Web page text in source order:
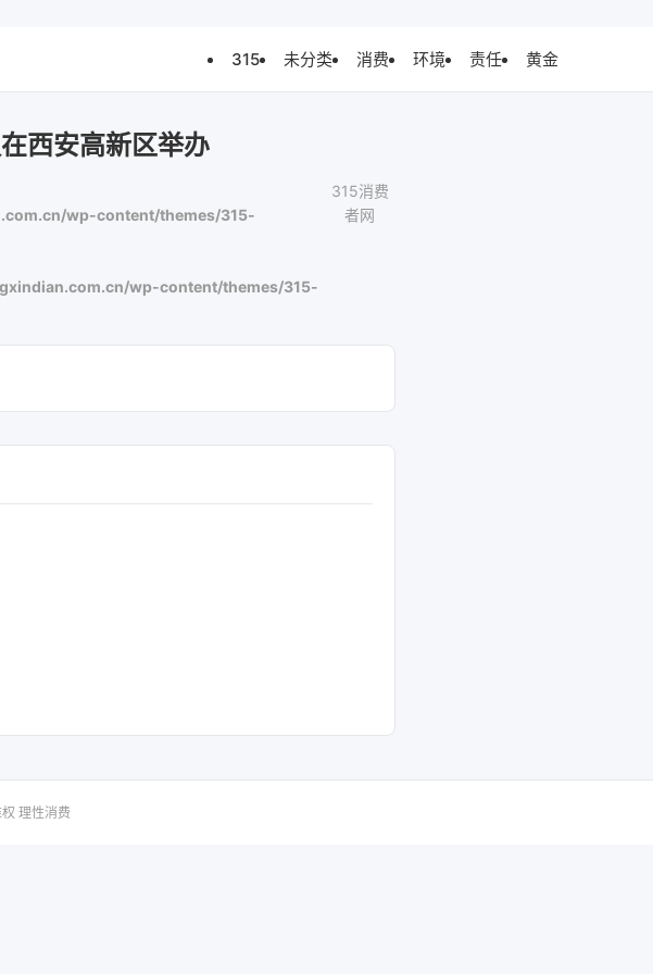
315 未分类 消费 环境 责任 黄金
西安高新区举办
wp-content/themes/315-
wp-content/themes/315-
315消费
者网
理性消费